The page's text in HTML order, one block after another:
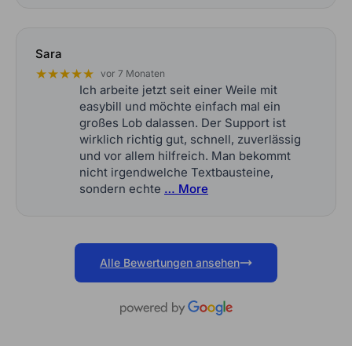
Sara
★★★★★ vor 7 Monaten
Ich arbeite jetzt seit einer Weile mit
easybill und möchte einfach mal ein
großes Lob dalassen. Der Support ist
wirklich richtig gut, schnell, zuverlässig
und vor allem hilfreich. Man bekommt
nicht irgendwelche Textbausteine,
sondern echte … More
Alle Bewertungen ansehen